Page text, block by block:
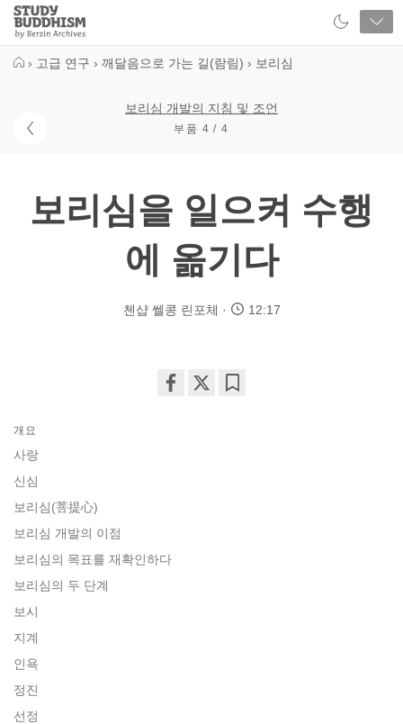
Close
Study
Buddhism
› 고급 연구 › 깨달음으로 가는 길(람림) › 보리심
보리심 개발의 지침 및 조언
부품 4 / 4
보리심을 일으켜 수행
에 옮기다
첸샵 쎌콩 린포체 12:17
개요
사랑
신심
보리심(菩提心)
보리심 개발의 이점
보리심의 목표를 재확인하다
보리심의 두 단계
보시
지계
인욕
정진
선정